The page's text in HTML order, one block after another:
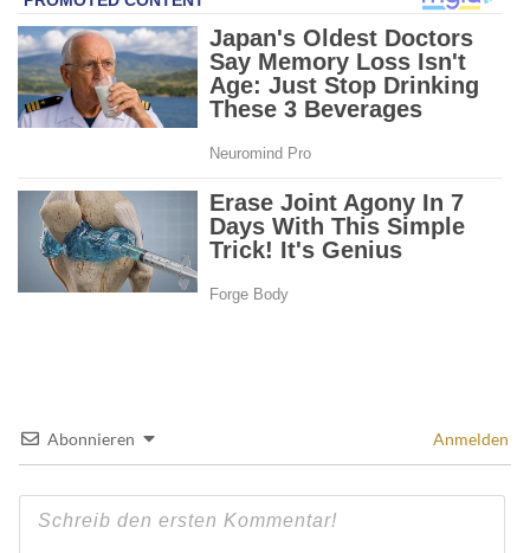
Abonnieren Anmelden